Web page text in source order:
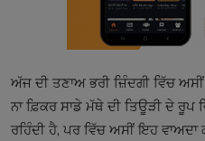
ਅੱਜ ਦੀ ਤਣਾਅ ਭਰੀ ਜ਼ਿੰਦਗੀ ਵਿੱਚ
ਨਾ ਫ਼ਿਕਰ ਸਾਡੇ ਮੱਥੇ ਦੀ ਤਿਊੜੀ ਦੇ ਰੂਪ
ਰਹਿੰਦੀ ਹੈ, ਪਰ ਵਿੱਚ ਅਸੀਂ ਇਹ